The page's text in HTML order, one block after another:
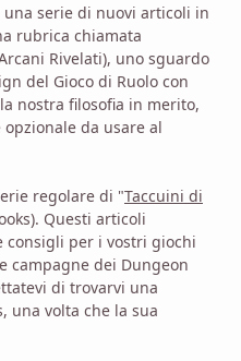
serie di nuovi articoli in
rubrica chiamata
Rivelati), uno sguardo
del Gioco di Ruolo con
nostra filosofia in merito,
da usare al
regolare di "Taccuini di
Questi articoli
consigli per i vostri giochi
campagne dei Dungeon
di trovarvi una
una volta che la sua